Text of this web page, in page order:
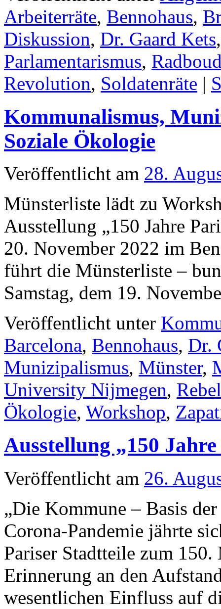
Arbeiterräte, Bennohaus,
Diskussion, Dr. Gaard Kets
Parlamentarismus,
Revolution, Soldatenräte |
Kommunalismus,
Soziale Ökologie
Veröffentlicht am 28.
Münsterliste lädt zu
Ausstellung „150 Jahre
20. November 2022 im
führt die Münsterliste –
Samstag, dem 19.
Veröffentlicht unter
Barcelona, Bennohaus, Dr.
Munizipalismus, Münster,
University Nijmegen,
Ökologie, Workshop,
Ausstellung „150
Veröffentlicht am 26.
„Die Kommune – Basis
Corona-Pandemie jährte
Pariser Stadtteile zum
Erinnerung an den
wesentlichen Einfluss auf